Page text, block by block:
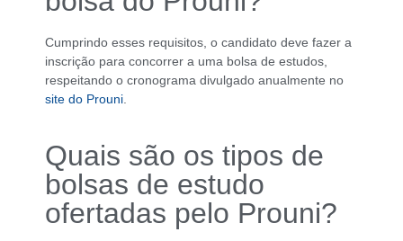
Cumprindo esses requisitos, o candidato deve fazer a
inscrição para concorrer a uma bolsa de estudos,
respeitando o cronograma divulgado anualmente no
site do Prouni
Quais são os tipos de
bolsas de estudo
ofertadas pelo Prouni?